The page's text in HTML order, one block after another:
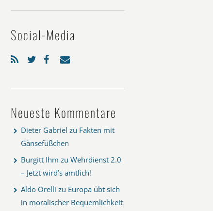
Social-Media
Neueste Kommentare
Dieter Gabriel zu Fakten mit
Gänsefüßchen
Burgitt Ihm zu Wehrdienst 2.0
– Jetzt wird’s amtlich!
Aldo Orelli zu Europa übt sich
in moralischer Bequemlichkeit